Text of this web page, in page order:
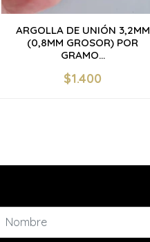
ARGOLLA DE UNIÓN 3,2MM
(0,8MM GROSOR) POR
GRAMO...
+
$1.400